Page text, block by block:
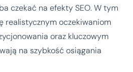
czekać na efekty SEO. W tym
realistycznym oczekiwaniom
oraz kluczowym
na szybkość osiągania